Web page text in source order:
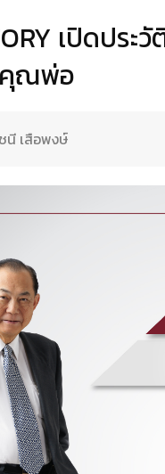
เปิดป
คุณพ่อ
นี เสือพงษ์